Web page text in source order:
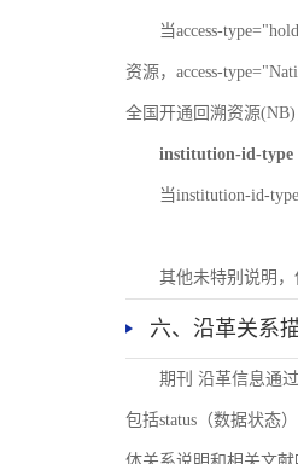
当access-
资源，access-
全国开通回溯资源(NB)
institution-id-type
当institution-id-
其他未特别说明
六、沿革关系
期刊 沿革信息通
包括status（数据状态